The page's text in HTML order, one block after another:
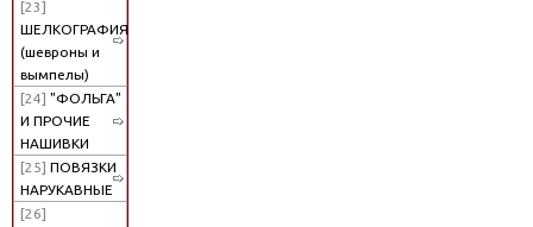
[23]
ШЕЛКОГРАФИЯ
(шевроны и
вымпелы)
[24] "ФОЛЬГА"
И ПРОЧИЕ
НАШИВКИ
[25] ПОВЯЗКИ
НАРУКАВНЫЕ
[26]